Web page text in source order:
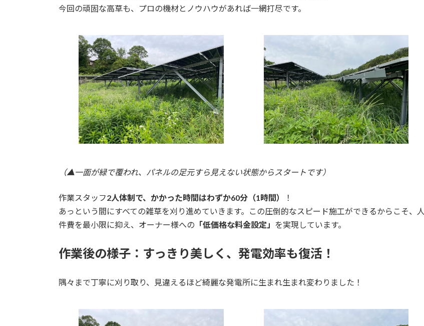
今回の頑固な高草も、プロの機材とノウハウがあれば一網打尽です。
（▲一面が緑で覆われ、パネルの足元すら見えない状態からスタートです）
作業スタッフ2人体制で、かかった時間はわずか60分（1時間）
！
あっという間にすべての雑草を刈り進めていきます。この圧倒的なスピード施工ができるからこそ、人
件費を最小限に抑え、オーナー様への 「低価格な料金設定」 を実現しています。
作業後の様子：すっきり美しく、発電効率も復活！
隅々まで丁寧に刈り取り、見違えるほど綺麗な発電所に生まれ生まれ変わりました！